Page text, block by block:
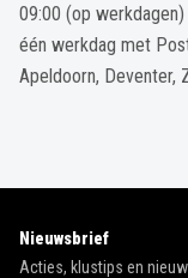
09:00 (op
één werkdag met
Apeldoorn, Deventer,
Nieuwsbrief
Acties, klustips en